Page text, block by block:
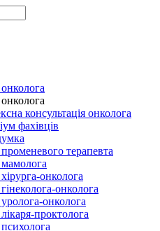
консультація онколога
фахівців
терапевта
мамолога
онколога
онколога
онколога
проктолога